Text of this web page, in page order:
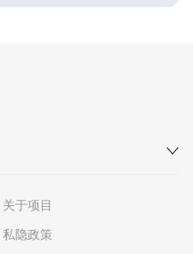
关于项目
私隐政策